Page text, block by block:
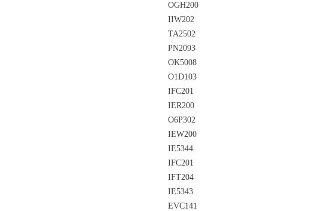
OGH200
IIW202
TA2502
PN2093
OK5008
O1D103
IFC201
IER200
O6P302
IEW200
IE5344
IFC201
IFT204
IE5343
EVC141